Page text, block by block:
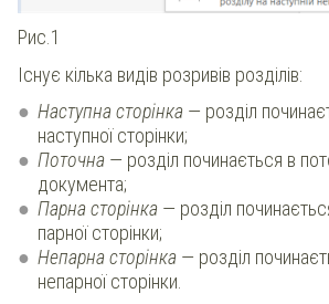
Рис.1
Існує кілька видів розривів розділів:
Наступна сторінка — розділ
наступної сторінки;
Поточна — розділ починається в
документа;
Парна сторінка — розділ
парної сторінки;
Непарна сторінка — розділ
непарної сторінки.